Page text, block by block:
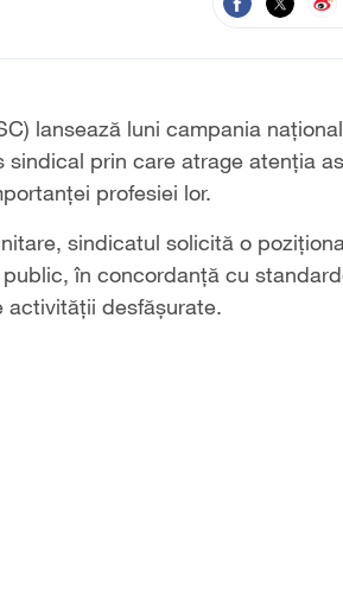
lansează luni campania
prin care atrage atenția
profesiei lor.
sindicatul solicită o
în concordanță cu
activității desfășurate.